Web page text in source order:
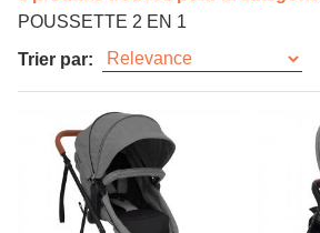
POUSSETTE 2 EN 1
Trier par: